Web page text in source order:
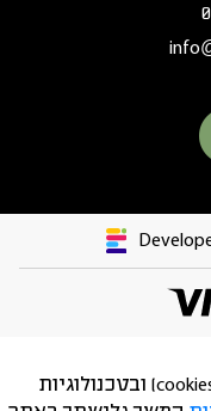
באתר זה נעשה שימוש בקבצי עוגיות (cookies) ובטכנולוגיות